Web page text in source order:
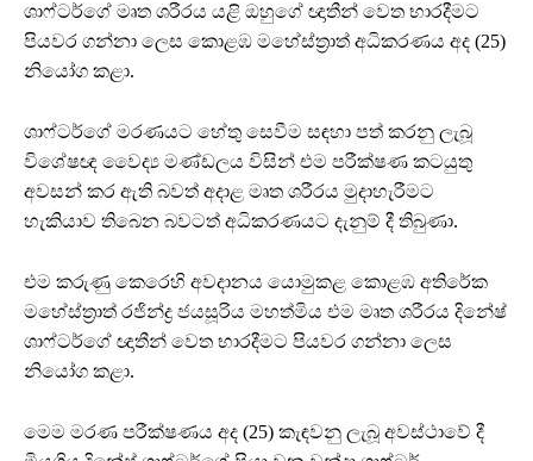
ශාෆ්ටර්ගේ මෘත ශරීරය යළි ඔහුගේ ඥාතීන් වෙත භාරදීමට
පියවර ගන්නා ලෙස කොළඹ මහේස්ත්‍රාත් අධිකරණය අද (25)
නියෝග කළා.
ශාෆ්ටර්ගේ මරණයට හේතු සෙවීම සඳහා පත් කරනු ලැබූ
විශේෂඥ වෛද්‍ය මණ්ඩලය විසින් එම පරීක්ෂණ කටයුතු
අවසන් කර ඇති බවත් අදාළ මෘත ශරීරය මුදාහැරීමට
හැකියාව තිබෙන බවටත් අධිකරණයට දැනුම් දී තිබුණා.
එම කරුණු කෙරෙහි අවදානය යොමුකළ කොළඹ අතිරේක
මහේස්ත්‍රාත් රජින්ද්‍ර ජයසූරිය මහත්මිය එම මෘත ශරීරය දිනේෂ්
ශාෆ්ටර්ගේ ඥාතීන් වෙත භාරදීමට පියවර ගන්නා ලෙස
නියෝග කළා.
මෙම මරණ පරීක්ෂණය අද (25) කැඳවනු ලැබූ අවස්ථාවේ දී